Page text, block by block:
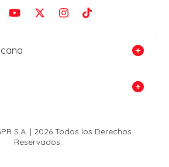
S.A. | 2026 Todos los Derechos
Reservados.